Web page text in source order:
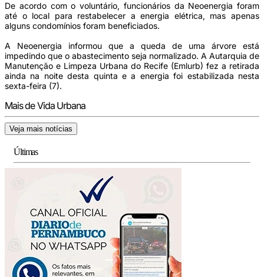
De acordo com o voluntário, funcionários da Neoenergia foram
até o local para restabelecer a energia elétrica, mas apenas
alguns condomínios foram beneficiados.
A Neoenergia informou que a queda de uma árvore está
impedindo que o abastecimento seja normalizado. A Autarquia de
Manutenção e Limpeza Urbana do Recife (Emlurb) fez a retirada
ainda na noite desta quinta e a energia foi estabilizada nesta
sexta-feira (7).
Mais de Vida Urbana
Veja mais notícias
Últimas